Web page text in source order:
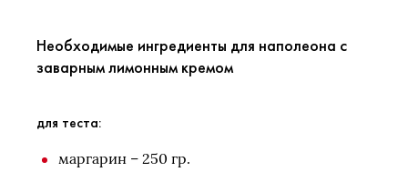
Необходимые ингредиенты для наполеона с
заварным лимонным кремом
для теста:
маргарин – 250 гр.